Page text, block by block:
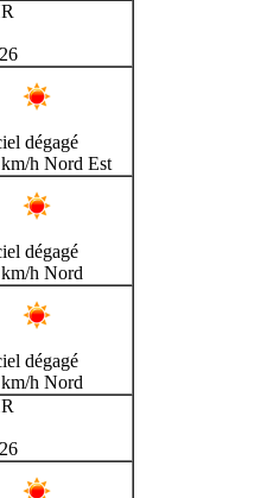
dégagé
h Nord Est
dégagé
h Nord
dégagé
h Nord